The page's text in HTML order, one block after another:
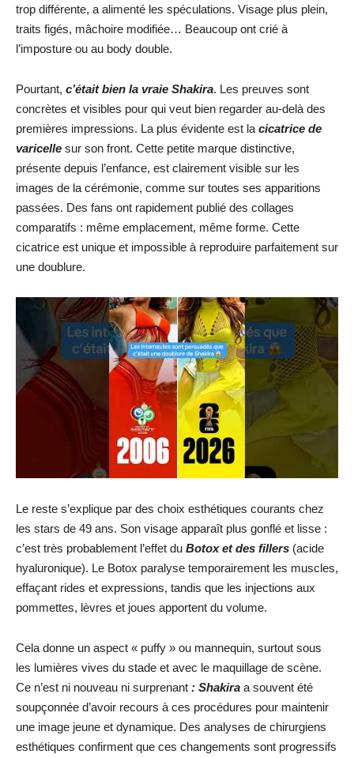
trop différente, a alimenté les spéculations. Visage plus plein,
traits figés, mâchoire modifiée… Beaucoup ont crié à
l’imposture ou au body double.
Pourtant, c’était bien la vraie Shakira. Les preuves sont
concrètes et visibles pour qui veut bien regarder au-delà des
premières impressions. La plus évidente est la cicatrice de
varicelle sur son front. Cette petite marque distinctive,
présente depuis l’enfance, est clairement visible sur les
images de la cérémonie, comme sur toutes ses apparitions
passées. Des fans ont rapidement publié des collages
comparatifs : même emplacement, même forme. Cette
cicatrice est unique et impossible à reproduire parfaitement sur
une doublure.
Le reste s’explique par des choix esthétiques courants chez
les stars de 49 ans. Son visage apparaît plus gonflé et lisse :
c’est très probablement l’effet du Botox et des fillers (acide
hyaluronique). Le Botox paralyse temporairement les muscles,
effaçant rides et expressions, tandis que les injections aux
pommettes, lèvres et joues apportent du volume.
Cela donne un aspect « puffy » ou mannequin, surtout sous
les lumières vives du stade et avec le maquillage de scène.
Ce n’est ni nouveau ni surprenant : Shakira a souvent été
soupçonnée d’avoir recours à ces procédures pour maintenir
une image jeune et dynamique. Des analyses de chirurgiens
esthétiques confirment que ces changements sont progressifs